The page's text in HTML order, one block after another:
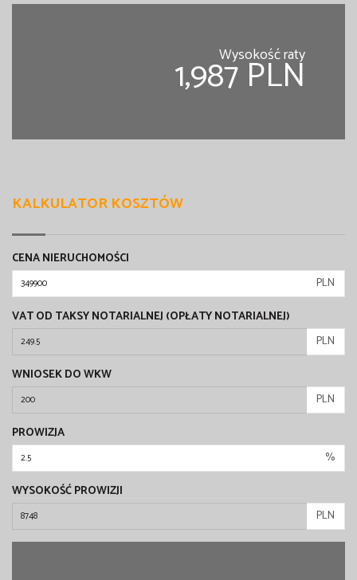
Wysokość raty
1,987 PLN
KALKULATOR KOSZTÓW
CENA NIERUCHOMOŚCI
PLN
VAT OD TAKSY NOTARIALNEJ (OPŁATY NOTARIALNEJ)
PLN
WNIOSEK DO WKW
PLN
PROWIZJA
%
WYSOKOŚĆ PROWIZJI
PLN